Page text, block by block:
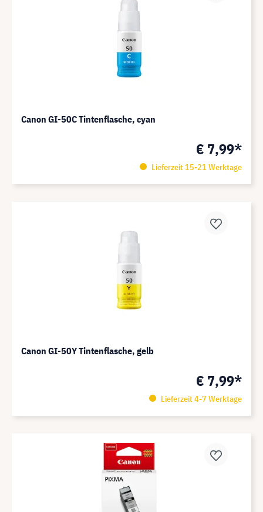
Canon GI-50C Tintenflasche, cyan
€ 7,99*
Lieferzeit 15-21 Werktage
Canon GI-50Y Tintenflasche, gelb
€ 7,99*
Lieferzeit 4-7 Werktage